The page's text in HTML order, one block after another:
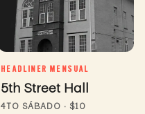
HEADLINER MENSUAL
5th Street Hall
4TO SÁBADO · $10